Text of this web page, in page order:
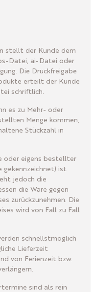
stellt der Kunde dem
Datei, ai-Datei oder
Die Druckfreigabe
erteilt der Kunde
schriftlich.
es zu Mehr- oder
Menge kommen,
Stückzahl in
oder eigens bestellter
gekennzeichnet) ist
jedoch die
die Ware gegen
zurückzunehmen. Die
wird von Fall zu Fall
schnellstmöglich
Lieferzeit
von Ferienzeit bzw.
sind als rein